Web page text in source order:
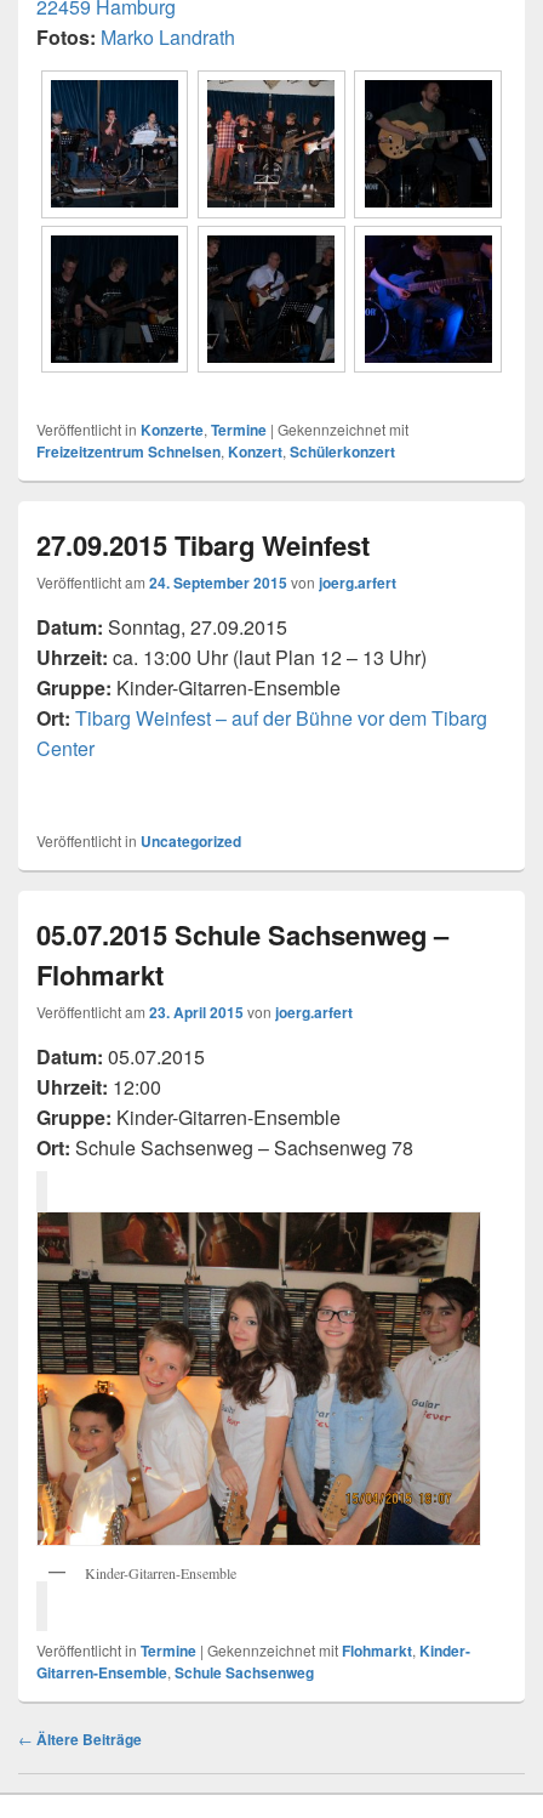
22459 Hamburg
Fotos: Marko Landrath
Veröffentlicht in Konzerte, Termine | Gekennzeichnet mit
Freizeitzentrum Schnelsen, Konzert, Schülerkonzert
27.09.2015 Tibarg Weinfest
Veröffentlicht am 24. September 2015von joerg.arfert
Datum: Sonntag, 27.09.2015
Uhrzeit: ca. 13:00 Uhr (laut Plan 12 – 13 Uhr)
Gruppe: Kinder-Gitarren-Ensemble
Ort: Tibarg Weinfest – auf der Bühne vor dem Tibarg
Center
Veröffentlicht in Uncategorized
05.07.2015 Schule Sachsenweg –
Flohmarkt
Veröffentlicht am 23. April 2015von joerg.arfert
Datum: 05.07.2015
Uhrzeit: 12:00
Gruppe: Kinder-Gitarren-Ensemble
Ort: Schule Sachsenweg – Sachsenweg 78
Kinder-Gitarren-Ensemble
Veröffentlicht in Termine | Gekennzeichnet mitFlohmarkt,Kinder-
Gitarren-Ensemble,Schule Sachsenweg
Beitragsnavigation
← Ältere Beiträge